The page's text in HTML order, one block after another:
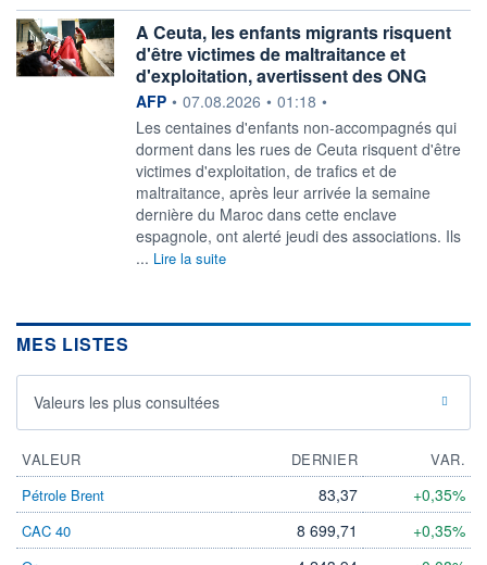
A Ceuta, les enfants migrants risquent
d'être victimes de maltraitance et
d'exploitation, avertissent des ONG
information fournie par
AFP • 07.08.2026 • 01:18 •
Les centaines d'enfants non-accompagnés qui
dorment dans les rues de Ceuta risquent d'être
victimes d'exploitation, de trafics et de
maltraitance, après leur arrivée la semaine
dernière du Maroc dans cette enclave
espagnole, ont alerté jeudi des associations. Ils
... Lire la suite
MES LISTES
Valeurs les plus consultées
VALEUR DERNIER
VAR.
Pétrole Brent
83,37 +0,35%
CAC 40 8 699,71 +0,35%